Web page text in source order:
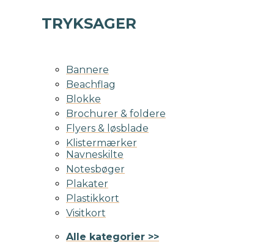
TRYKSAGER
Bannere
Beachflag
Blokke
Brochurer & foldere
Flyers & løsblade
Klistermærker
Navneskilte
Notesbøger
Plakater
Plastikkort
Visitkort
Alle kategorier >>